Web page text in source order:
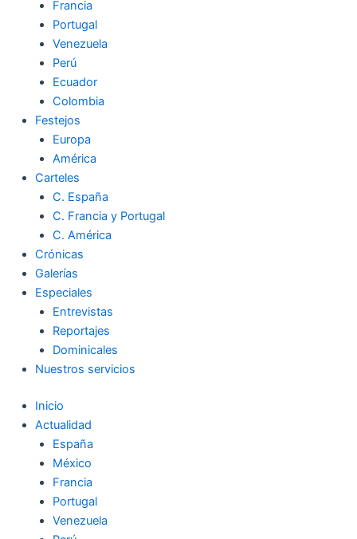
Francia
Portugal
Venezuela
Perú
Ecuador
Colombia
Festejos
Europa
América
Carteles
C. España
C. Francia y Portugal
C. América
Crónicas
Galerías
Especiales
Entrevistas
Reportajes
Dominicales
Nuestros servicios
Inicio
Actualidad
España
México
Francia
Portugal
Venezuela